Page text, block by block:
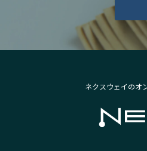
ネクスウェイのオ